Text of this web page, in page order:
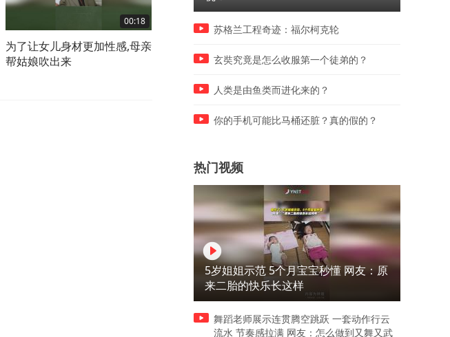
00:18
为了让女儿身材更加性感,母亲
帮姑娘吹出来
苏格兰工程奇迹：福尔柯克轮
玄奘究竟是怎么收服第一个徒弟的？
人类是由鱼类而进化来的？
你的手机可能比马桶还脏？真的假的？
热门视频
5岁姐姐示范 5个月宝宝秒懂 网友：原
来二胎的快乐长这样
舞蹈老师展示连贯腾空跳跃 一套动作行云
流水 节奏感拉满 网友：怎么做到又舞又武